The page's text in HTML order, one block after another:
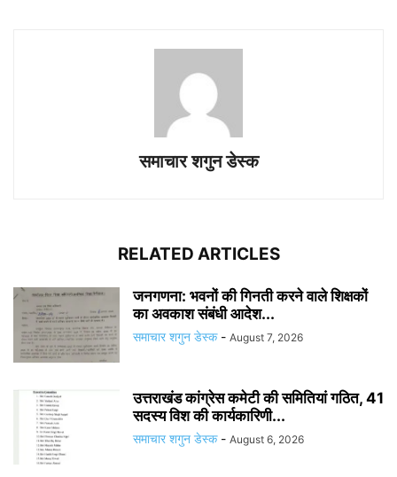
समाचार शगुन डेस्क
RELATED ARTICLES
जनगणना: भवनों की गिनती करने वाले शिक्षकों
का अवकाश संबंधी आदेश...
समाचार शगुन डेस्क - August 7, 2026
उत्तराखंड कांग्रेस कमेटी की समितियां गठित, 41
सदस्य विश की कार्यकारिणी...
समाचार शगुन डेस्क - August 6, 2026